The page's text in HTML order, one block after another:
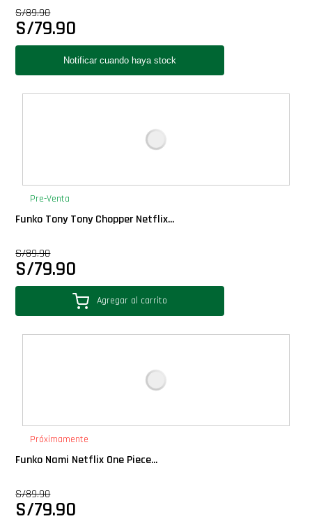
S/89.90
S/79.90
Pre-Venta
Funko Tony Tony Chopper Netflix...
S/89.90
S/79.90
Agregar al carrito
Próximamente
Funko Nami Netflix One Piece...
S/89.90
S/79.90